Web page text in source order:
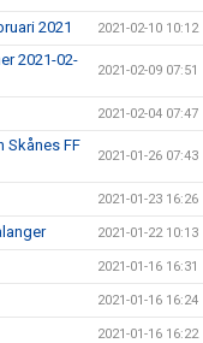
2021 2021-02-10 10:12
2021-02-
2021-02-09 07:51
2021-02-04 07:47
Skånes FF
2021-01-26 07:43
2021-01-23 16:26
2021-01-22 10:13
2021-01-16 16:31
2021-01-16 16:24
2021-01-16 16:22